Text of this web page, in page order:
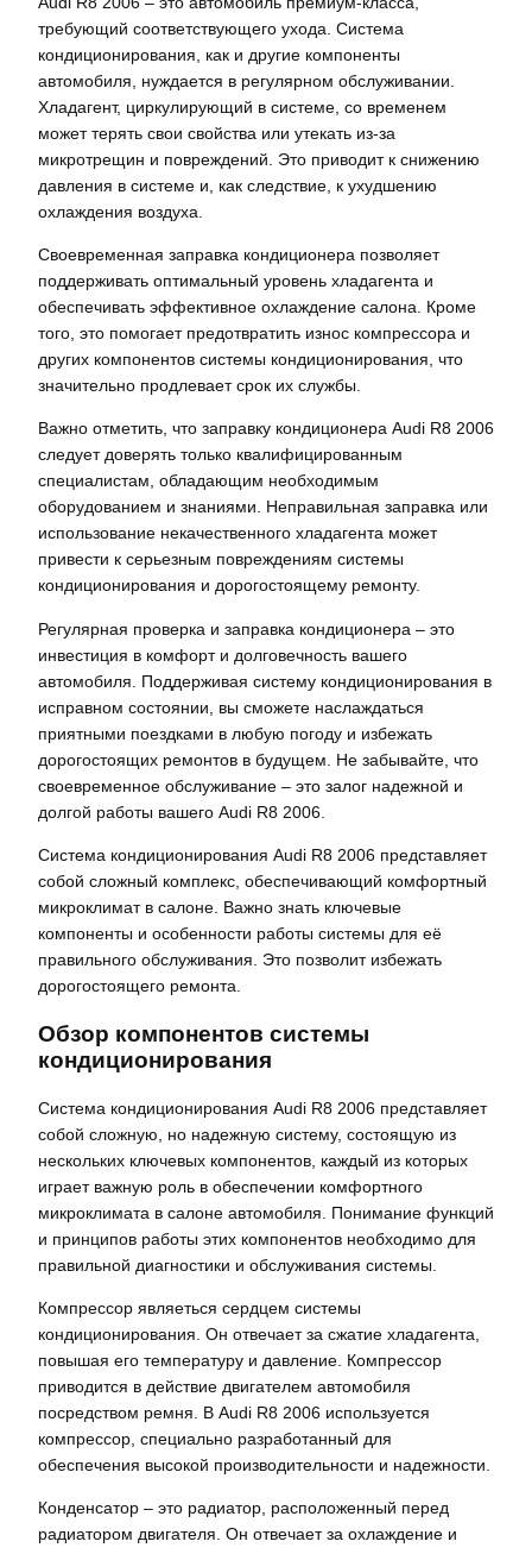
требующий соответствующего ухода. Система
кондиционирования, как и другие компоненты
автомобиля, нуждается в регулярном обслуживании.
Хладагент, циркулирующий в системе, со временем
может терять свои свойства или утекать из-за
микротрещин и повреждений. Это приводит к снижению
давления в системе и, как следствие, к ухудшению
охлаждения воздуха.
Своевременная заправка кондиционера позволяет
поддерживать оптимальный уровень хладагента и
обеспечивать эффективное охлаждение салона. Кроме
того, это помогает предотвратить износ компрессора и
других компонентов системы кондиционирования, что
значительно продлевает срок их службы.
Важно отметить, что заправку кондиционера Audi R8 2006
следует доверять только квалифицированным
специалистам, обладающим необходимым
оборудованием и знаниями. Неправильная заправка или
использование некачественного хладагента может
привести к серьезным повреждениям системы
кондиционирования и дорогостоящему ремонту.
Регулярная проверка и заправка кондиционера – это
инвестиция в комфорт и долговечность вашего
автомобиля. Поддерживая систему кондиционирования в
исправном состоянии, вы сможете наслаждаться
приятными поездками в любую погоду и избежать
дорогостоящих ремонтов в будущем. Не забывайте, что
своевременное обслуживание – это залог надежной и
долгой работы вашего Audi R8 2006.
Система кондиционирования Audi R8 2006 представляет
собой сложный комплекс, обеспечивающий комфортный
микроклимат в салоне. Важно знать ключевые
компоненты и особенности работы системы для её
правильного обслуживания. Это позволит избежать
дорогостоящего ремонта.
Обзор компонентов системы
кондиционирования
Система кондиционирования Audi R8 2006 представляет
собой сложную, но надежную систему, состоящую из
нескольких ключевых компонентов, каждый из которых
играет важную роль в обеспечении комфортного
микроклимата в салоне автомобиля. Понимание функций
и принципов работы этих компонентов необходимо для
правильной диагностики и обслуживания системы.
Компрессор являеться сердцем системы
кондиционирования. Он отвечает за сжатие хладагента,
повышая его температуру и давление. Компрессор
приводится в действие двигателем автомобиля
посредством ремня. В Audi R8 2006 используется
компрессор, специально разработанный для
обеспечения высокой производительности и надежности.
Конденсатор – это радиатор, расположенный перед
радиатором двигателя. Он отвечает за охлаждение и